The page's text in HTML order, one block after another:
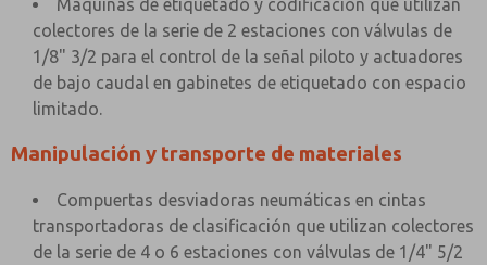
Máquinas de etiquetado y codificación que utilizan
colectores de la serie de 2 estaciones con válvulas de
1/8" 3/2 para el control de la señal piloto y actuadores
de bajo caudal en gabinetes de etiquetado con espacio
limitado.
Manipulación y transporte de materiales
Compuertas desviadoras neumáticas en cintas
transportadoras de clasificación que utilizan colectores
de la serie de 4 o 6 estaciones con válvulas de 1/4" 5/2